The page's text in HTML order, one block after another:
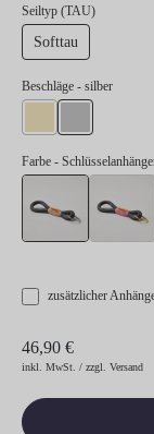
Seiltyp (TAU)auswählen
Softtau
Beschlägeauswählen
- silber
Farbe -
zusätzlicher
46,90 €
inkl. MwSt. / zzgl. Versand